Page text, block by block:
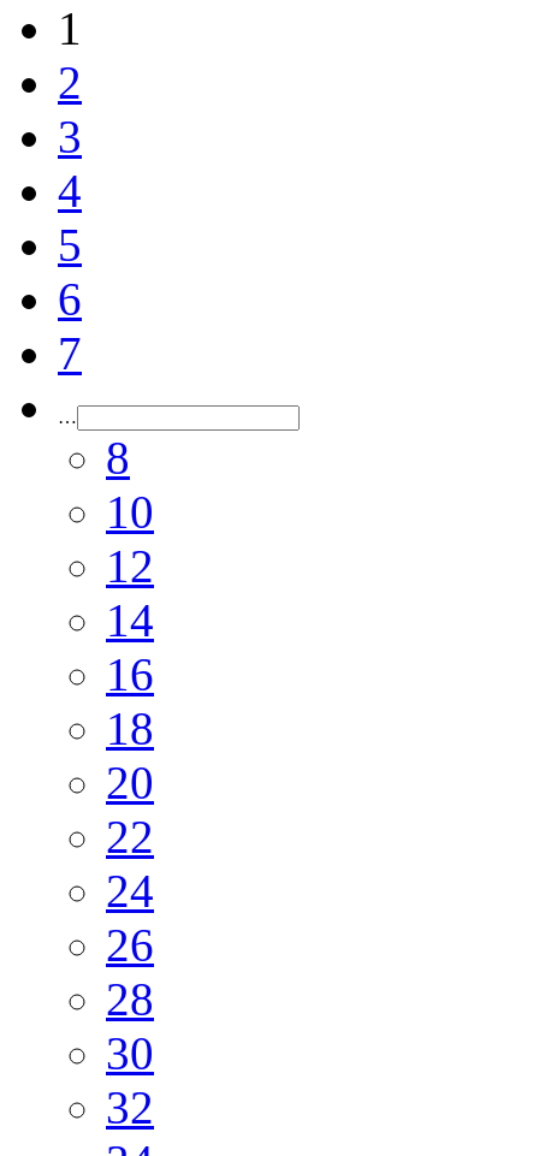
1
2
3
4
5
6
7
…
8
10
12
14
16
18
20
22
24
26
28
30
32